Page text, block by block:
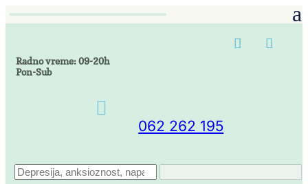
Radno vreme: 09-20h
Pon-Sub

062 262 195